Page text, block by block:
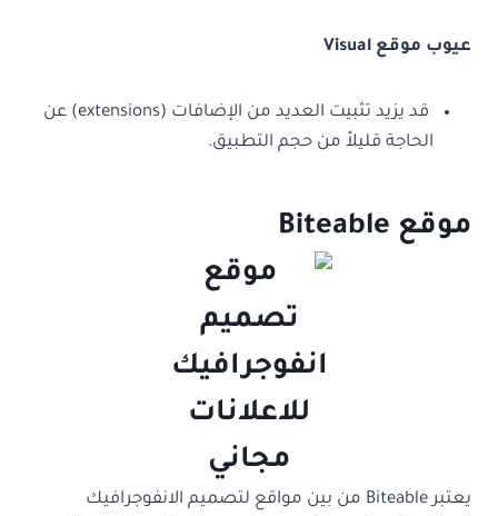
عيوب موقع Visual
قد يزيد تثبيت العديد من الإضافات (extensions) عن
الحاجة قليلاً من حجم التطبيق.
موقع Biteable
يعتبر Biteable من بين مواقع لتصميم الانفوجرافيك